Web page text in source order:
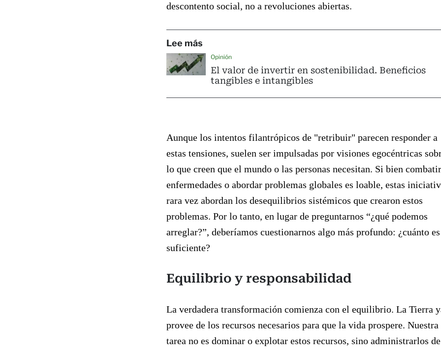
descontento social, no a revoluciones abiertas.
Lee más
Opinión
El valor de invertir en sostenibilidad. Beneficios
tangibles e intangibles
Aunque los intentos filantrópicos de "retribuir" parecen responder a
estas tensiones, suelen ser impulsadas por visiones egocéntricas
lo que creen que el mundo o las personas necesitan. Si bien combatir
enfermedades o abordar problemas globales es loable, estas
rara vez abordan los desequilibrios sistémicos que crearon estos
problemas. Por lo tanto, en lugar de preguntarnos “¿qué podemos
arreglar?”, deberíamos cuestionarnos algo más profundo: ¿cuánto es
suficiente?
Equilibrio y responsabilidad
La verdadera transformación comienza con el equilibrio. La Tierra
provee de los recursos necesarios para que la vida prospere. Nuestra
tarea no es dominar o explotar estos recursos, sino administrarlos de